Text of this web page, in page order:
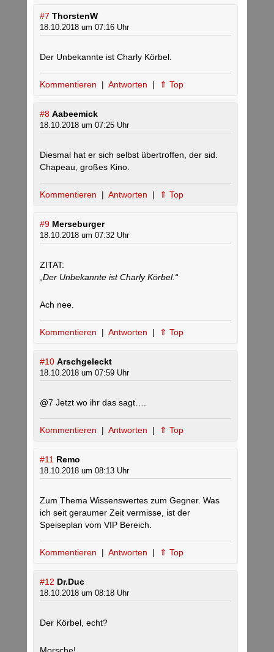
#7 ThorstenW
18.10.2018 um 07:16 Uhr
Der Unbekannte ist Charly Körbel.
Kommentieren | Antworten | ⇑ Top
#8 Aabeemick
18.10.2018 um 07:25 Uhr
Diesmal hat er sich selbst übertroffen, der sid.
Chapeau, großes Kino.
Kommentieren | Antworten | ⇑ Top
#9 Merseburger
18.10.2018 um 07:32 Uhr
ZITAT:
„Der Unbekannte ist Charly Körbel.“
Ach nee.
Kommentieren | Antworten | ⇑ Top
#10 Arschgeleckt
18.10.2018 um 07:59 Uhr
@7 Jetzt wo ihr das sagt….
Kommentieren | Antworten | ⇑ Top
#11 Remo
18.10.2018 um 08:13 Uhr
Zum Thema Wissenswertes zum Gegner. Was
ich seit geraumer Zeit vermisse, ist der
Speiseplan vom VIP Bereich.
Kommentieren | Antworten | ⇑ Top
#12 Dr.Duc
18.10.2018 um 08:18 Uhr
Der Körbel, echt?